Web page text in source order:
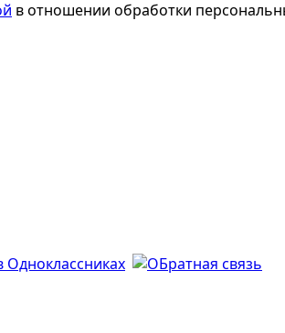
в отношении обработки